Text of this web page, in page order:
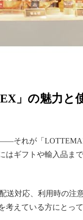
」の魅力と
それが「
ギフトや輸入品ま
対応、利用時の
えている方にとっ